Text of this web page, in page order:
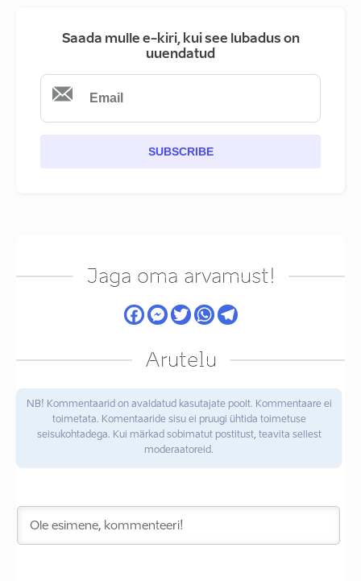
Saada mulle e-kiri, kui see lubadus on
uuendatud
SUBSCRIBE
Jaga oma arvamust!
Arutelu
NB! Kommentaarid on avaldatud kasutajate poolt. Kommentaare ei
toimetata. Komentaaride sisu ei pruugi ühtida toimetuse
seisukohtadega. Kui märkad sobimatut postitust, teavita sellest
moderaatoreid.